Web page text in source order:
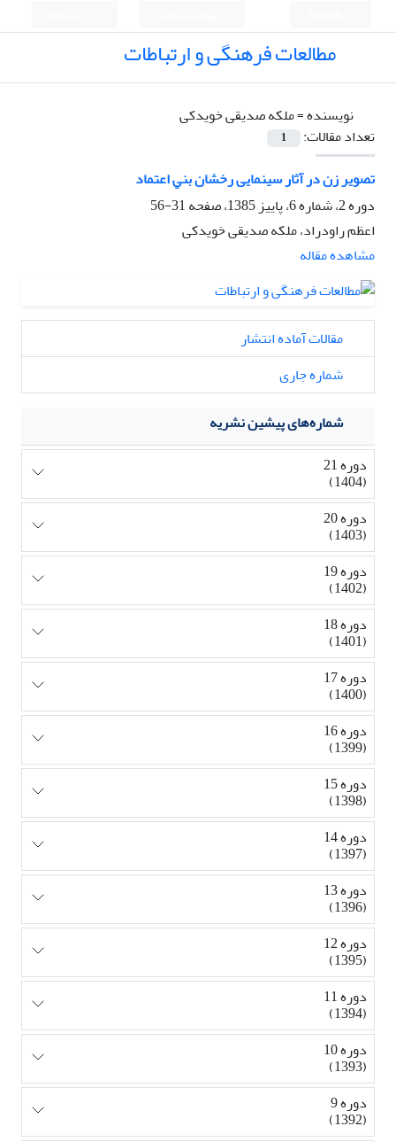
مطالعات فرهنگی و ارتباطات
نویسنده =ملکه صدیقی خویدکی
تعداد مقالات:
1
ﺗﺼﻮﻳﺮ زن در آﺛﺎر سینمایی رﺧﺸﺎن ﺑﻨﻲ اﻋﺘﻤﺎد
دوره 2، شماره 6، پاییز 1385، صفحه
31-56
اعظم راودراد، ملکه صدیقی خویدکی
مشاهده مقاله
مقالات آماده انتشار
شماره جاری
شماره‌های پیشین نشریه
دوره 21
(1404)
دوره 20
(1403)
دوره 19
(1402)
دوره 18
(1401)
دوره 17
(1400)
دوره 16
(1399)
دوره 15
(1398)
دوره 14
(1397)
دوره 13
(1396)
دوره 12
(1395)
دوره 11
(1394)
دوره 10
(1393)
دوره 9
(1392)